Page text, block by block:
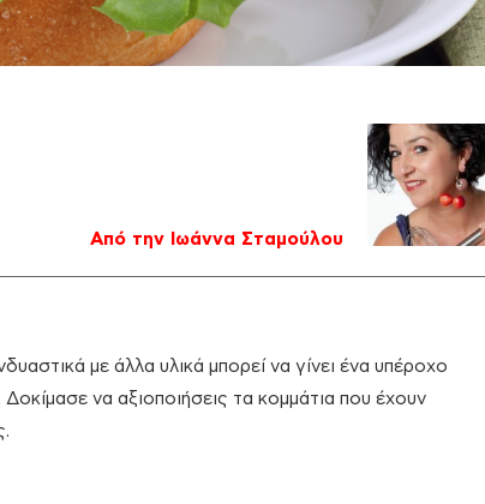
Από την Ιωάννα Σταμούλου
με άλλα υλικά μπορεί να γίνει ένα υπέροχο
να αξιοποιήσεις τα κομμάτια που έχουν